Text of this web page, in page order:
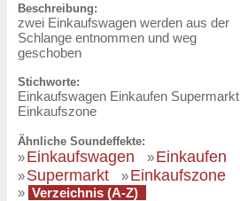
Beschreibung:
zwei Einkaufswagen werden aus der
Schlange entnommen und weg
geschoben
Stichworte:
Einkaufswagen Einkaufen Supermarkt
Einkaufszone
Ähnliche Soundeffekte:
»Einkaufswagen »Einkaufen
»Supermarkt »Einkaufszone
» Verzeichnis (A-Z)